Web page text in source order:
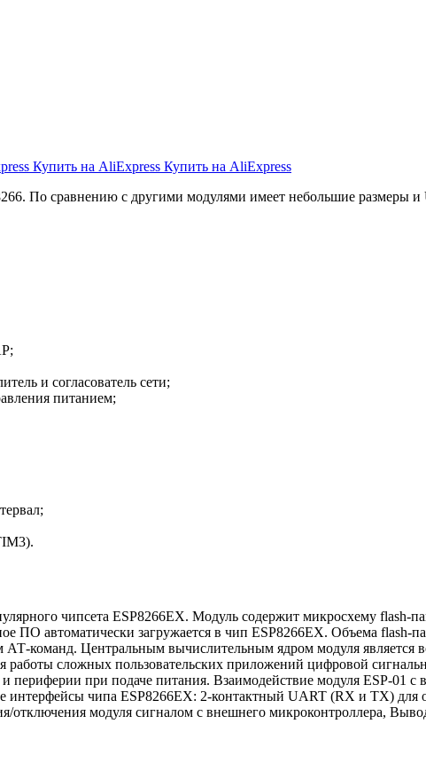
Купить на AliExpress Купить на AliExpress
По сравнению с другими модулями имеет небольшие размеры
и согласователь сети;
питанием;
чипсета ESP8266EX. Модуль содержит микросхему flash-
ПО автоматически загружается в чип ESP8266EX. Объема flash-
команд. Центральным вычислительным ядром модуля является
работы сложных пользовательских приложений цифровой
периферии при подаче питания. Взаимодействие модуля ESP-01 с
чипа ESP8266EX: 2-контактный UART (RX и TX)
отключения модуля сигналом с внешнего микроконтроллера,